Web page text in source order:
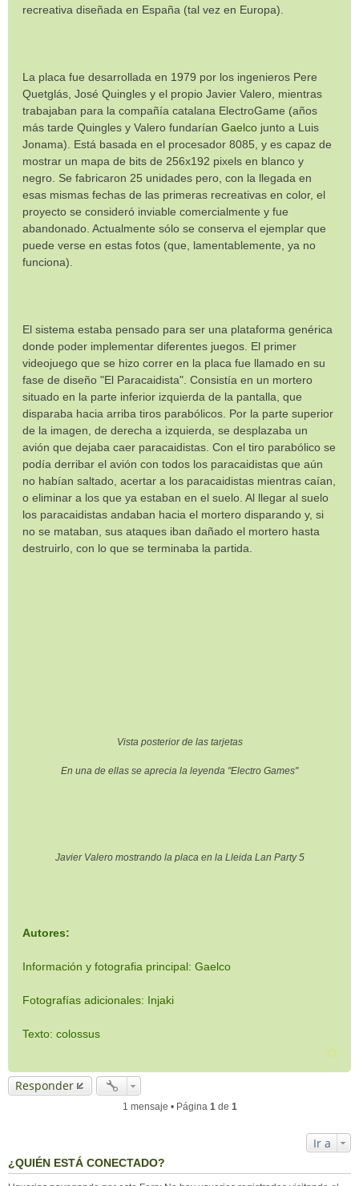
recreativa diseñada en España (tal vez en Europa).
La placa fue desarrollada en 1979 por los ingenieros Pere
Quetglás, José Quingles y el propio Javier Valero, mientras
trabajaban para la compañía catalana ElectroGame (años
más tarde Quingles y Valero fundarían Gaelco junto a Luis
Jonama). Está basada en el procesador 8085, y es capaz de
mostrar un mapa de bits de 256x192 pixels en blanco y
negro. Se fabricaron 25 unidades pero, con la llegada en
esas mismas fechas de las primeras recreativas en color, el
proyecto se consideró inviable comercialmente y fue
abandonado. Actualmente sólo se conserva el ejemplar que
puede verse en estas fotos (que, lamentablemente, ya no
funciona).
El sistema estaba pensado para ser una plataforma genérica
donde poder implementar diferentes juegos. El primer
videojuego que se hizo correr en la placa fue llamado en su
fase de diseño "El Paracaidista". Consistía en un mortero
situado en la parte inferior izquierda de la pantalla, que
disparaba hacia arriba tiros parabólicos. Por la parte superior
de la imagen, de derecha a izquierda, se desplazaba un
avión que dejaba caer paracaidistas. Con el tiro parabólico se
podía derribar el avión con todos los paracaidistas que aún
no habían saltado, acertar a los paracaidistas mientras caían,
o eliminar a los que ya estaban en el suelo. Al llegar al suelo
los paracaidistas andaban hacia el mortero disparando y, si
no se mataban, sus ataques iban dañado el mortero hasta
destruirlo, con lo que se terminaba la partida.
Vista posterior de las tarjetas
En una de ellas se aprecia la leyenda "Electro Games"
Javier Valero mostrando la placa en la Lleida Lan Party 5
Autores:
Información y fotografia principal: Gaelco
Fotografías adicionales: Injaki
Texto: colossus
Responder
1 mensaje • Página 1de 1
Ir a
¿QUIÉN ESTÁ CONECTADO?